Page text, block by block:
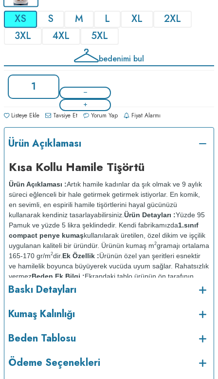
XS S M L XL
2XL
3XL
4XL 5XL
bedenimi bul
Listeye Ekle Tavsiye Et Yorum Yap Fiyat Alarmı
Ürün Açıklaması
Kısa Kollu Hamile Tişörtü
Ürün Açıklaması :Artık hamile kadınlar da şık olmak ve 9 aylık
süreci eğlenceli bir hale getirmek getirmek istiyorlar. En komik,
en sevimli, en espirili hamile tişörtlerini hayal gücünüzü
kullanarak kendiniz tasarlayabilirsiniz. Ürün Detayları :Yüzde 95
Pamuk ve yüzde 5 likra şeklindedir. Kendi fabrikamızda1.sınıf
compact penye kumaşkullanılarak üretilen, özel dikim ve işçilik
uygulanan kaliteli bir üründür. Ürünün kumaş m2gramajı ortalama
165-170 gr/m2dir. Ek Özellik :Ürünün özel yan şeritleri esnektir
ve hamilelik boyunca büyüyerek vucüda uyum sağlar. Rahatsızlık
vermezBeden Ek Bilgi :Ekrandaki tablo ürünün ön tarafının
ölçüsüdür. Arka taraf ön taraftan 2cm daha kısadır.
Baskılarda kullanılan boyalar sertifikalı ve güvenlidir;
maksimum 30 o C de ve tersten yıkanır.
Orta ısıda ve tersten
Baskı Detayları
Kumaş Kalınlığı
Beden Tablosu
Ödeme Seçenekleri